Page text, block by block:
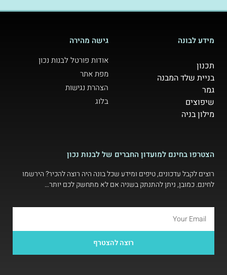
מידע לבונה
תכנון
בניית שלד המבנה
גמר
שיפוצים
מילון בניה
גישה מהירה
אודות פורטל לבנות נכון
מפת אתר
הצהרת נגישות
בלוג
הצטרפו בחינם למועדון החברים של לבנות נכון
רוצים לקבל עדכונים, טיפים ומידע שכל בונה היה רוצה להכיר? הירשמו
לחינם. כמובן, ניתן להתנתק בשניה אם לא מתחשק לכם יותר…
רוצה להצטרף